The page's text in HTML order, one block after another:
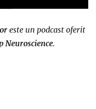
este un podcast oferit
.